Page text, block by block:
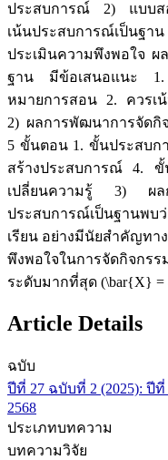
ประสบการณ์ 2) แบบส
เน้นประสบการณ์เป็นฐา
ประเมินความพึงพอใจ
ฐาน มีข้อเสนอแนะ 1.
หมายการสอน 2. ควรเ
2) ผลการพัฒนาการจัดกิ
5 ขั้นตอน 1. ขั้นประสบก
สร้างประสบการณ์ 4. ขั้
เปลี่ยนความรู้ 3) ผลก
ประสบการณ์เป็นฐานพบ
เรียน อย่างมีนัยสำคัญทา
พึงพอใจในการจัดกิจกร
ระดับมากที่สุด (\bar{X} =
Article Details
ฉบับ
ปีที่ 27 ฉบับที่ 2 (2025): ปี
2568
ประเภทบทความ
บทความวิจัย